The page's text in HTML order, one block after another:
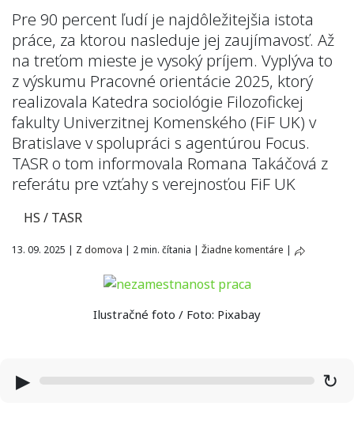
Pre 90 percent ľudí je najdôležitejšia istota
práce, za ktorou nasleduje jej zaujímavosť. Až
na treťom mieste je vysoký príjem. Vyplýva to
z výskumu Pracovné orientácie 2025, ktorý
realizovala Katedra sociológie Filozofickej
fakulty Univerzitnej Komenského (FiF UK) v
Bratislave v spolupráci s agentúrou Focus.
TASR o tom informovala Romana Takáčová z
referátu pre vzťahy s verejnosťou FiF UK
HS / TASR
13. 09. 2025 | Z domova | 2 min. čítania | Žiadne komentáre |
Ilustračné foto / Foto: Pixabay
▶ ↻